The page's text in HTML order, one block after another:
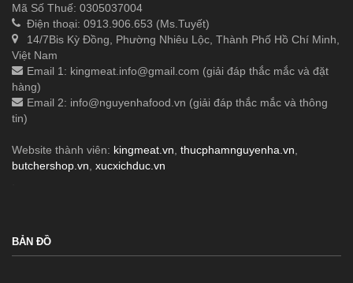
Mã Số Thuế: 0305037004
Điện thoại: 0913.906.653 (Ms.Tuyết)
14/7Bis Kỳ Đồng, Phường Nhiêu Lộc, Thành Phố Hồ Chí Minh,
Việt Nam
Email 1: kingmeat.info@gmail.com (giải đáp thắc mắc và đặt
hàng)
Email 2: info@nguyenhafood.vn (giải đáp thắc mắc và thông
tin)
Website thành viên: kingmeat.vn thucphamnguyenha.vn
butchershop.vn xucxichduc.vn
BẢN ĐỒ